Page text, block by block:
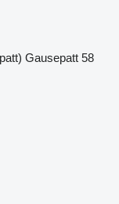
Gausepatt 58